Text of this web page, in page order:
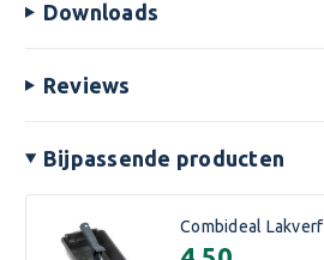
Downloads
Reviews
Bijpassende producten
Combideal Lakverf